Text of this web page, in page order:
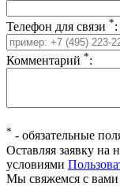
Телефон для связи *:
Комментарий *:
* - обязательные
Оставляя заявку на
условиями
Мы свяжемся с вами